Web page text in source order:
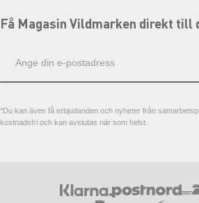
Få Magasin Vildmarken direkt till
postadress
*Du kan även få erbjudanden och nyheter från
kostnadsfri och kan avslutas när som helst.